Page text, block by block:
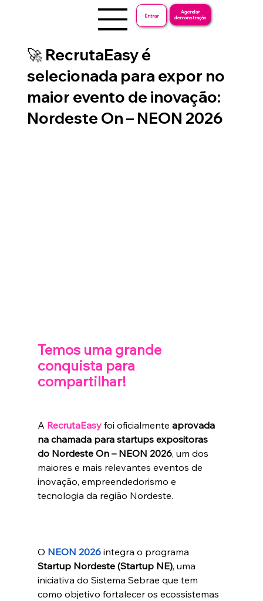
Entrar
Agendar
demonstração
🚀 RecrutaEasy é
selecionada para expor no
maior evento de inovação:
Nordeste On – NEON 2026
Temos uma grande
conquista para
compartilhar!
A RecrutaEasy foi oficialmente aprovada
na chamada para startups expositoras
do Nordeste On – NEON 2026, um dos
maiores e mais relevantes eventos de
inovação, empreendedorismo e
tecnologia da região Nordeste.
O NEON 2026 integra o programa
Startup Nordeste (Startup NE), uma
iniciativa do Sistema Sebrae que tem
como objetivo fortalecer os ecossistemas